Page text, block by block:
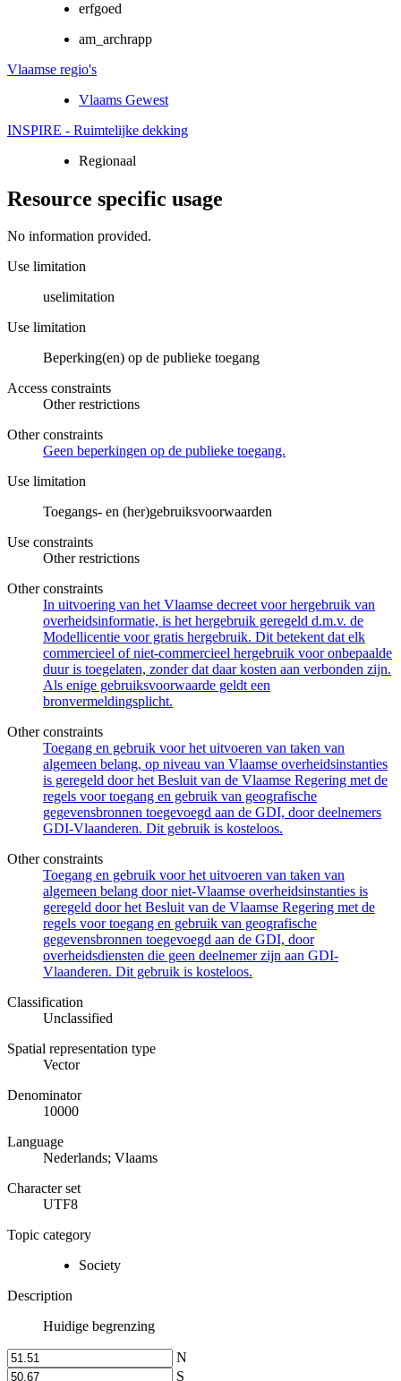
erfgoed
am_archrapp
Vlaamse regio's
Vlaams Gewest
INSPIRE - Ruimtelijke dekking
Regionaal
Resource specific usage
No information provided.
Use limitation
uselimitation
Use limitation
Beperking(en) op de publieke toegang
Access constraints
Other restrictions
Other constraints
Geen beperkingen op de publieke toegang.
Use limitation
Toegangs- en (her)gebruiksvoorwaarden
Use constraints
Other restrictions
Other constraints
In uitvoering van het Vlaamse decreet voor hergebruik van
overheidsinformatie, is het hergebruik geregeld d.m.v. de
Modellicentie voor gratis hergebruik. Dit betekent dat elk
commercieel of niet-commercieel hergebruik voor onbepaalde
duur is toegelaten, zonder dat daar kosten aan verbonden zijn.
Als enige gebruiksvoorwaarde geldt een
bronvermeldingsplicht.
Other constraints
Toegang en gebruik voor het uitvoeren van taken van
algemeen belang, op niveau van Vlaamse overheidsinstanties
is geregeld door het Besluit van de Vlaamse Regering met de
regels voor toegang en gebruik van geografische
gegevensbronnen toegevoegd aan de GDI, door deelnemers
GDI-Vlaanderen. Dit gebruik is kosteloos.
Other constraints
Toegang en gebruik voor het uitvoeren van taken van
algemeen belang door niet-Vlaamse overheidsinstanties is
geregeld door het Besluit van de Vlaamse Regering met de
regels voor toegang en gebruik van geografische
gegevensbronnen toegevoegd aan de GDI, door
overheidsdiensten die geen deelnemer zijn aan GDI-
Vlaanderen. Dit gebruik is kosteloos.
Classification
Unclassified
Spatial representation type
Vector
Denominator
10000
Language
Nederlands; Vlaams
Character set
UTF8
Topic category
Society
Description
Huidige begrenzing
N
S